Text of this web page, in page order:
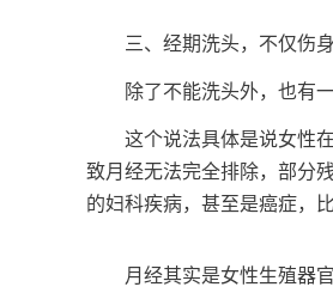
三、经期洗头，不仅伤
除了不能洗头外，也有一
这个说法具体是说女性在
致月经无法完全排除，部分
的妇科疾病，甚至是癌症，
月经其实是女性生殖器官